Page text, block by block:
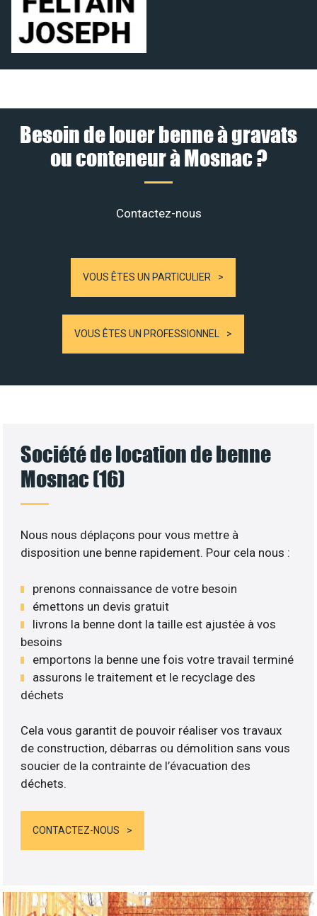
Besoin de louer benne à gravats
ou conteneur à Mosnac ?
Contactez-nous
VOUS ÊTES UN PARTICULIER
VOUS ÊTES UN PROFESSIONNEL
Société de location de benne
Mosnac (16)
Nous nous déplaçons pour vous mettre à
disposition une benne rapidement. Pour cela nous :
prenons connaissance de votre besoin
émettons un devis gratuit
livrons la benne dont la taille est ajustée à vos
besoins
emportons la benne une fois votre travail terminé
assurons le traitement et le recyclage des
déchets
Cela vous garantit de pouvoir réaliser vos travaux
de construction, débarras ou démolition sans vous
soucier de la contrainte de l’évacuation des
déchets.
CONTACTEZ-NOUS